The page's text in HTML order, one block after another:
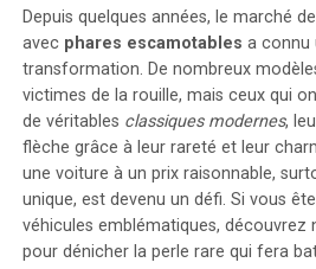
Depuis quelques années, le marché
avec phares escamotables a connu
transformation. De nombreux
victimes de la rouille, mais ceux qui
de véritables classiques modernes,
flèche grâce à leur rareté et leur
une voiture à un prix raisonnable,
unique, est devenu un défi. Si vous
véhicules emblématiques, découvrez
pour dénicher la perle rare qui fera